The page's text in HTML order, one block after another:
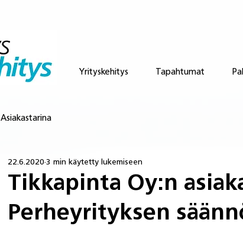
Yrityskehitys Tapahtumat
Asiakastarina
Tikkapinta Oy:n
Perheyrityksen
22.6.2020 3 min käytetty lukemiseen